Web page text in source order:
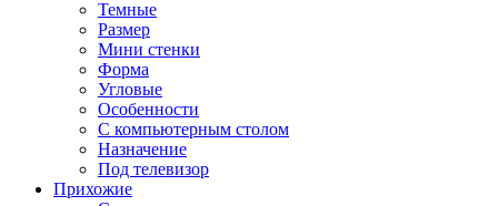
Темные
Размер
Мини стенки
Форма
Угловые
Особенности
С компьютерным столом
Назначение
Под телевизор
Прихожие